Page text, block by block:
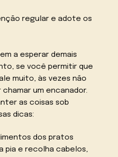
regular e adote os
a esperar demais
se você permitir que
muito, às vezes não
um encanador.
as coisas sob
dicas:
dos pratos
pia e recolha cabelos,